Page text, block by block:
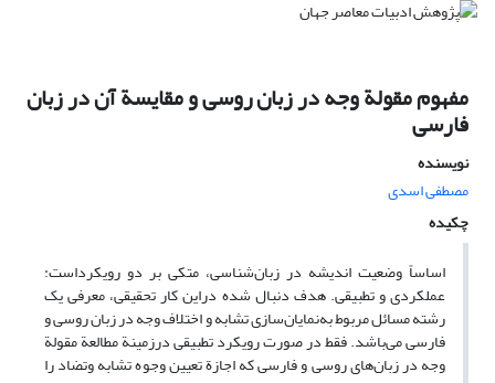
مفهوم مقولة وجه در زبان روسی و مقایسة آن در زبان
فارسی
نویسنده
مصطفی اسدی
چکیده
اساساً وضعیت اندیشه در زبان‌شناسی، متکی بر دو رویکرداست:
عملکردی و تطبیقی. هدف دنبال شده دراین کار تحقیقی، معرفی یک
رشته مسائل مربوط به‌نمایان‌سازی تشابه و اختلاف وجه در زبان روسی و
فارسی می‌باشد. فقط در صورت رویکرد تطبیقی درزمینة مطالعة مقولة
وجه در زبان‌های روسی و فارسی که اجازة تعیین وجوه تشابه وتضاد را